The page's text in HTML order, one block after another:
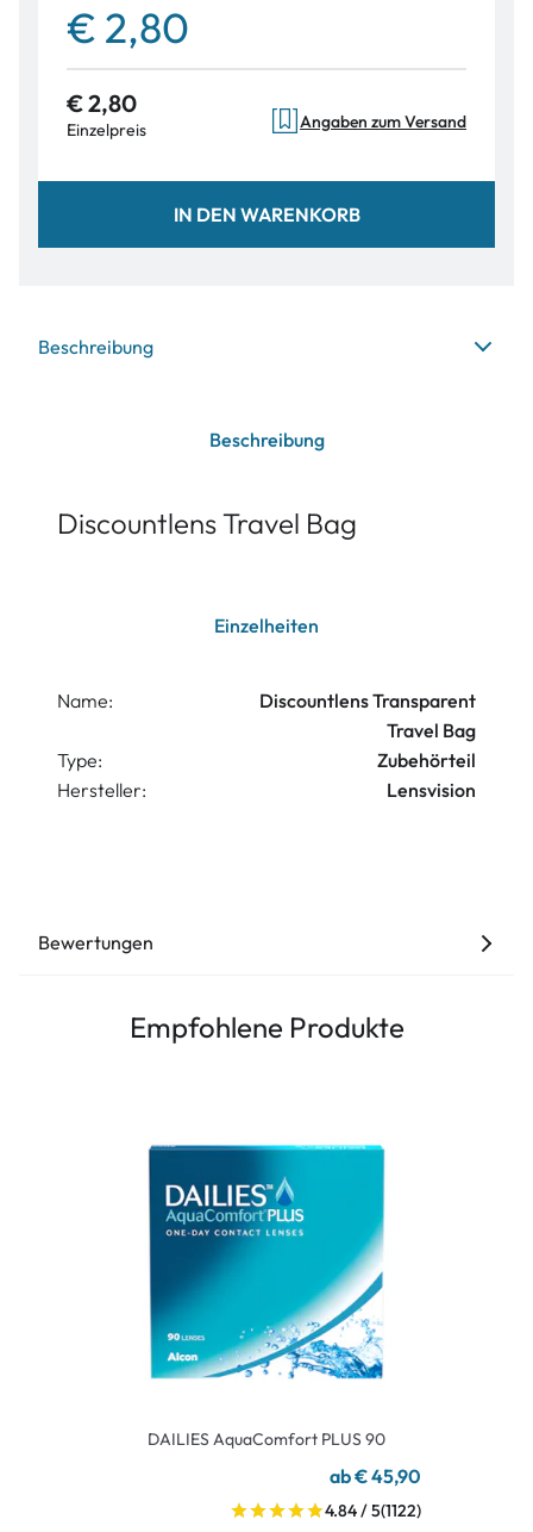
€ 2,80
€ 2,80
Einzelpreis Angaben zum Versand
IN DEN WARENKORB
Beschreibung
Beschreibung
Discountlens Travel Bag
Einzelheiten
Name:
Discountlens Transparent
Travel Bag
Type:
Zubehörteil
Hersteller:
Lensvision
Bewertungen
Empfohlene Produkte
DAILIES AquaComfort PLUS 90
ab € 45,90
4.84 / 5(1122)